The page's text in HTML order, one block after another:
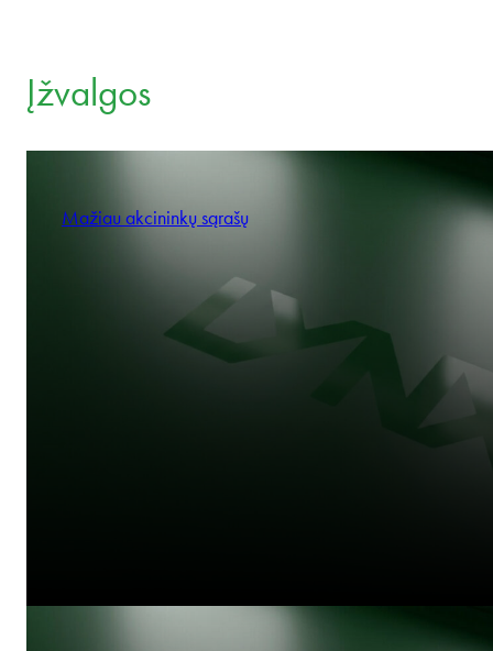
Įžvalgos
Mažiau akcininkų sąrašų